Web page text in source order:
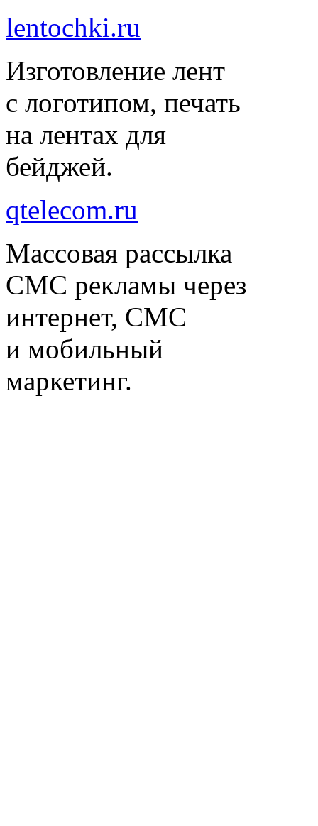
lentochki.ru
Изготовление лент
с логотипом, печать
на лентах для
бейджей.
qtelecom.ru
Массовая рассылка
СМС рекламы через
интернет, СМС
и мобильный
маркетинг.